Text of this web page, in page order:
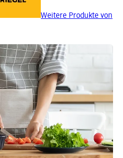
Weitere Produkte von